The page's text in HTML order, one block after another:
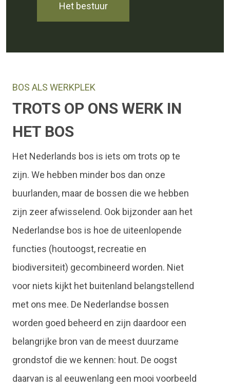
Het bestuur
BOS ALS WERKPLEK
TROTS OP ONS WERK IN
HET BOS
Het Nederlands bos is iets om trots op te
zijn. We hebben minder bos dan onze
buurlanden, maar de bossen die we hebben
zijn zeer afwisselend. Ook bijzonder aan het
Nederlandse bos is hoe de uiteenlopende
functies (houtoogst, recreatie en
biodiversiteit) gecombineerd worden. Niet
voor niets kijkt het buitenland belangstellend
met ons mee. De Nederlandse bossen
worden goed beheerd en zijn daardoor een
belangrijke bron van de meest duurzame
grondstof die we kennen: hout. De oogst
daarvan is al eeuwenlang een mooi voorbeeld